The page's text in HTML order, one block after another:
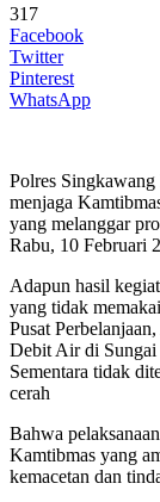
317
Facebook
Twitter
Pinterest
WhatsApp
Polres
menjaga
yang melanggar
Rabu, 10 Februari
Adapun hasil
yang tidak
Pusat
Debit Air di Sungai
Sementara tidak
cerah
Bahwa
Kamtibmas yang
kemacetan dan